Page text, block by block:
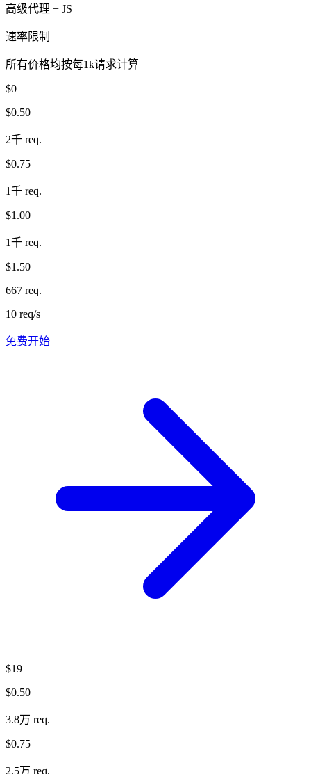
高级代理 + JS
速率限制
所有价格均按每1k请求计算
$0
$0.50
2千 req.
$0.75
1千 req.
$1.00
1千 req.
$1.50
667 req.
10 req/s
免费开始
$19
$0.50
3.8万 req.
$0.75
2.5万 req.